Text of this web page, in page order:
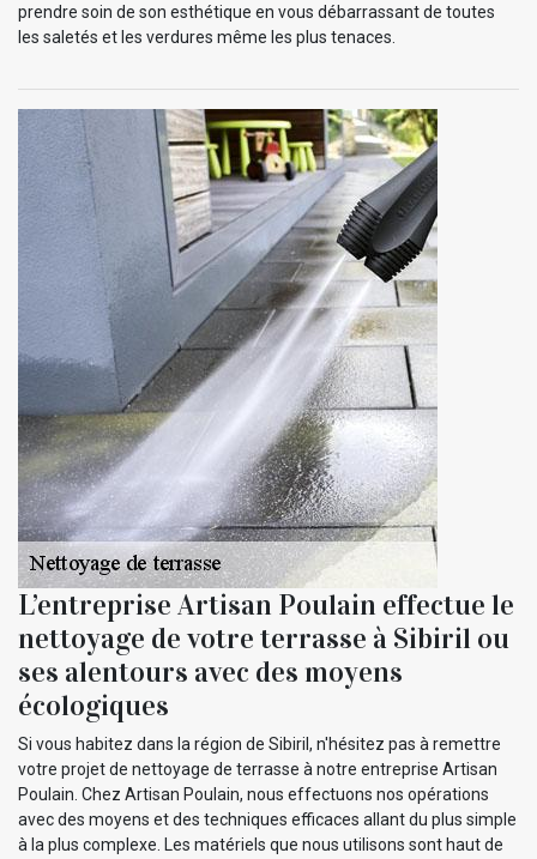
prendre soin de son esthétique en vous débarrassant de toutes
les saletés et les verdures même les plus tenaces.
L’entreprise Artisan Poulain effectue le
nettoyage de votre terrasse à Sibiril ou
ses alentours avec des moyens
écologiques
Si vous habitez dans la région de Sibiril, n'hésitez pas à remettre
votre projet de nettoyage de terrasse à notre entreprise Artisan
Poulain. Chez Artisan Poulain, nous effectuons nos opérations
avec des moyens et des techniques efficaces allant du plus simple
à la plus complexe. Les matériels que nous utilisons sont haut de